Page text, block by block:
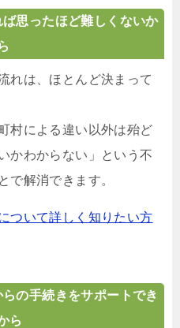
思ったほど難しくないか
れは、ほとんど決まって
村による違い以外は殆ど
かわからない」という不
で解消できます。
ついて詳しく知りたい方
の手続きをサポートでき
ら